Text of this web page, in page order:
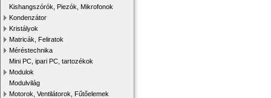
Kishangszórók, Piezók, Mikrofonok
Kondenzátor
Kristályok
Matricák, Feliratok
Méréstechnika
Mini PC, ipari PC, tartozékok
Modulok
Modulvilág
Motorok, Ventilátorok, Fűtőelemek